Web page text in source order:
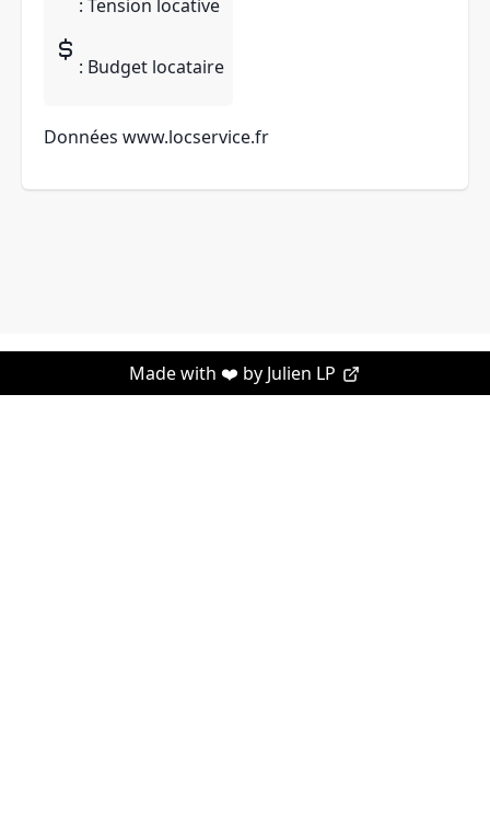
: Tension locative
: Budget locataire
Données www.locservice.fr
Made with ❤️ by Julien LP